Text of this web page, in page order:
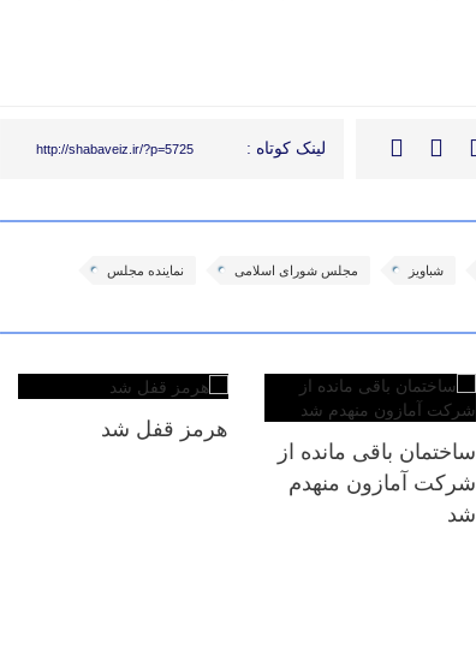
لینک کوتاه : http://shabaveiz.ir/?p=5725
شباویز مجلس شورای اسلامی نماینده مجلس
ساختمان باقی مانده از
شرکت آمازون منهدم
شد
هرمز قفل شد